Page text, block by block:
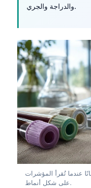
والدراجة والجري.
عندما تُقرأ المؤشرات
على شكل أنماط.